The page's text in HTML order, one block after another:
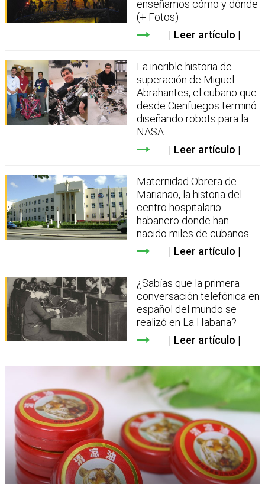
enseñamos cómo y dónde
(+ Fotos)
Leer artículo
La incrible historia de
superación de Miguel
Abrahantes, el cubano que
desde Cienfuegos terminó
diseñando robots para la
NASA
Leer artículo
Maternidad Obrera de
Marianao, la historia del
centro hospitalario
habanero donde han
nacido miles de cubanos
Leer artículo
¿Sabías que la primera
conversación telefónica en
español del mundo se
realizó en La Habana?
Leer artículo